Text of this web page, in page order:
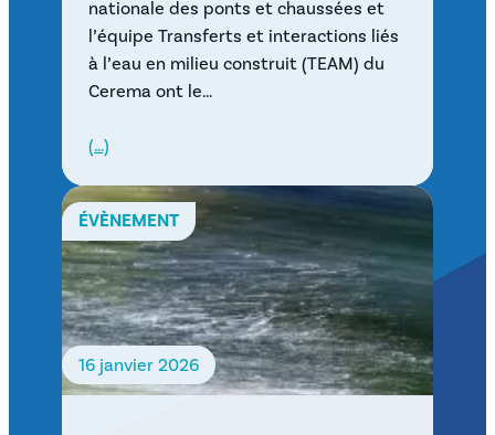
nationale des ponts et chaussées et
l’équipe Transferts et interactions liés
à l’eau en milieu construit (TEAM) du
Cerema ont le…
(…)
ÉVÈNEMENT
16 janvier 2026